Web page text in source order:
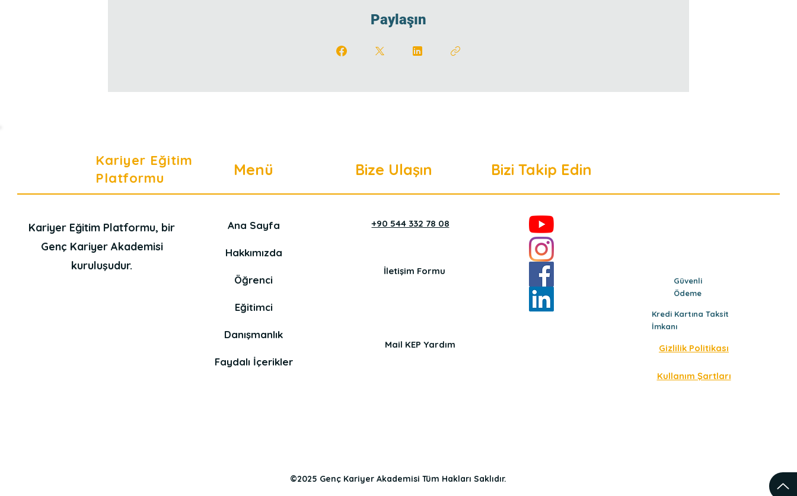
Paylaşın
Kariyer Eğitim
Platformu
Menü Bize Ulaşın Bizi Takip Edin
Kariyer Eğitim Platformu, bir
Genç Kariyer Akademisi
kuruluşudur.
Ana Sayfa
Hakkımızda
Öğrenci
Eğitimci
Danışmanlık
Faydalı İçerikler
+90 544 332 78 08
İletişim Formu
Mail KEP Yardım
Güvenli
Ödeme
Kredi Kartına Taksit
İmkanı
Gizlilik Politikası
Kullanım Şartları
©2025 Genç Kariyer Akademisi Tüm Hakları Saklıdır.